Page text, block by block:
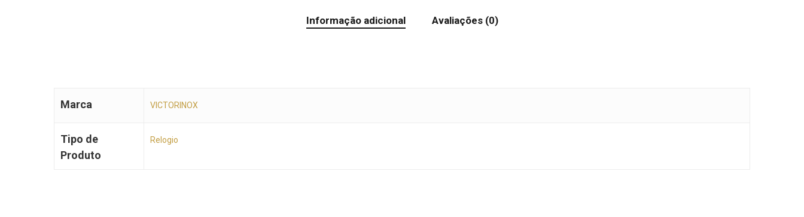
Informação adicional Avaliações (0)
Marca VICTORINOX
Tipo de
Produto
Relogio